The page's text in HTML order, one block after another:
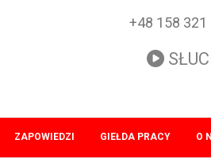
+48 158 321
ZAPOWIEDZI GIEŁDA PRACY O